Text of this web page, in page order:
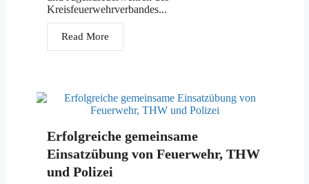
Kreisfeuerwehrverbandes...
Read More
Erfolgreiche gemeinsame
Einsatzübung von Feuerwehr, THW
und Polizei